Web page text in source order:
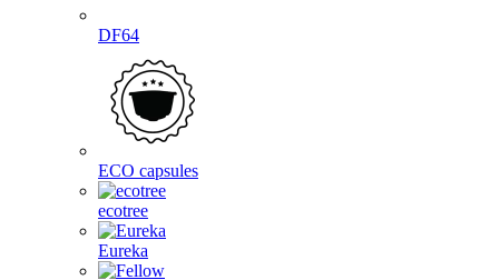
DF64
ECO capsules
ecotree
Eureka